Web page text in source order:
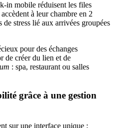
in mobile réduisent les files
à leur chambre en 2
stress lié aux arrivées groupées
pour des échanges
de créer du lien et de
: spa, restaurant ou salles
grâce à une gestion
sur une interface unique :